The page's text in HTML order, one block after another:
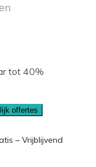
tot 40%
offertes
– Vrijblijvend